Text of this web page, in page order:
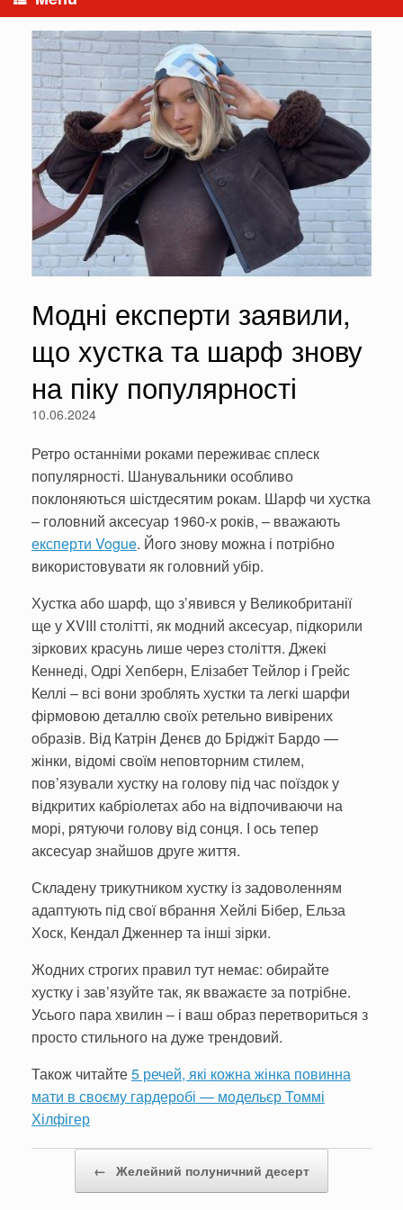
Модні експерти заявили,
що хустка та шарф знову
на піку популярності
10.06.2024
Ретро останніми роками переживає сплеск
популярності. Шанувальники особливо
поклоняються шістдесятим рокам. Шарф чи хустка
– головний аксесуар 1960-х років, – вважають
експерти Vogue. Його знову можна і потрібно
використовувати як головний убір.
Хустка або шарф, що з’явився у Великобританії
ще у XVIII столітті, як модний аксесуар, підкорили
зіркових красунь лише через століття. Джекі
Кеннеді, Одрі Хепберн, Елізабет Тейлор і Грейс
Келлі – всі вони зроблять хустки та легкі шарфи
фірмовою деталлю своїх ретельно вивірених
образів. Від Катрін Денєв до Бріджіт Бардо —
жінки, відомі своїм неповторним стилем,
пов’язували хустку на голову під час поїздок у
відкритих кабріолетах або на відпочиваючи на
морі, рятуючи голову від сонця. І ось тепер
аксесуар знайшов друге життя.
Складену трикутником хустку із задоволенням
адаптують під свої вбрання Хейлі Бібер, Ельза
Хоск, Кендал Дженнер та інші зірки.
Жодних строгих правил тут немає: обирайте
хустку і зав’язуйте так, як вважаєте за потрібне.
Усього пара хвилин – і ваш образ перетвориться з
просто стильного на дуже трендовий.
Також читайте5 речей, які кожна жінка повинна
мати в своєму гардеробі — модельєр Томмі
Хілфігер
← Желейний полуничний десерт